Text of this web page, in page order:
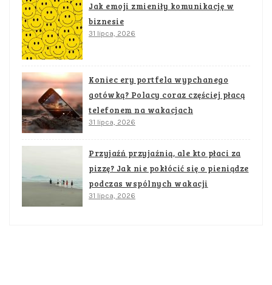
Jak emoji zmieniły komunikację w
biznesie
31 lipca, 2026
Koniec ery portfela wypchanego
gotówką? Polacy coraz częściej płacą
telefonem na wakacjach
31 lipca, 2026
Przyjaźń przyjaźnią, ale kto płaci za
pizzę? Jak nie pokłócić się o pieniądze
podczas wspólnych wakacji
31 lipca, 2026